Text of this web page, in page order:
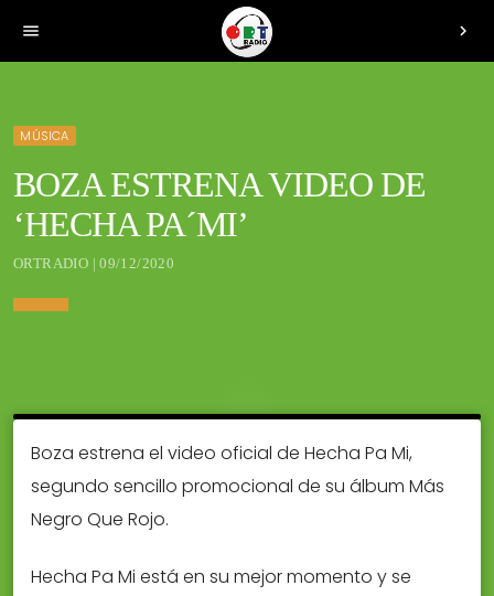
menu chevron_right
MÚSICA
BOZA ESTRENA VIDEO DE
‘HECHA PA´MI’
ORTRADIO | 09/12/2020
Boza estrena el video oficial de Hecha Pa Mi,
segundo sencillo promocional de su álbum Más
Negro Que Rojo.
Hecha Pa Mi está en su mejor momento y se